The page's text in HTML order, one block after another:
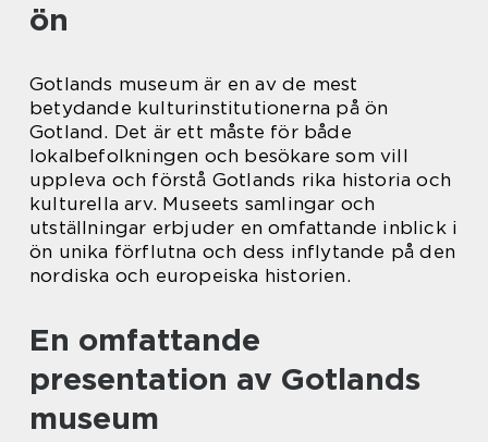
ön
Gotlands museum är en av de mest
betydande kulturinstitutionerna på ön
Gotland. Det är ett måste för både
lokalbefolkningen och besökare som vill
uppleva och förstå Gotlands rika historia och
kulturella arv. Museets samlingar och
utställningar erbjuder en omfattande inblick i
ön unika förflutna och dess inflytande på den
nordiska och europeiska historien.
En omfattande
presentation av Gotlands
museum